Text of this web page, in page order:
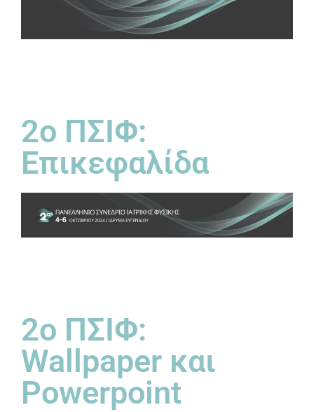
2ο ΠΣΙΦ:
Επικεφαλίδα
2ο ΠΣΙΦ:
Wallpaper και
Powerpoint